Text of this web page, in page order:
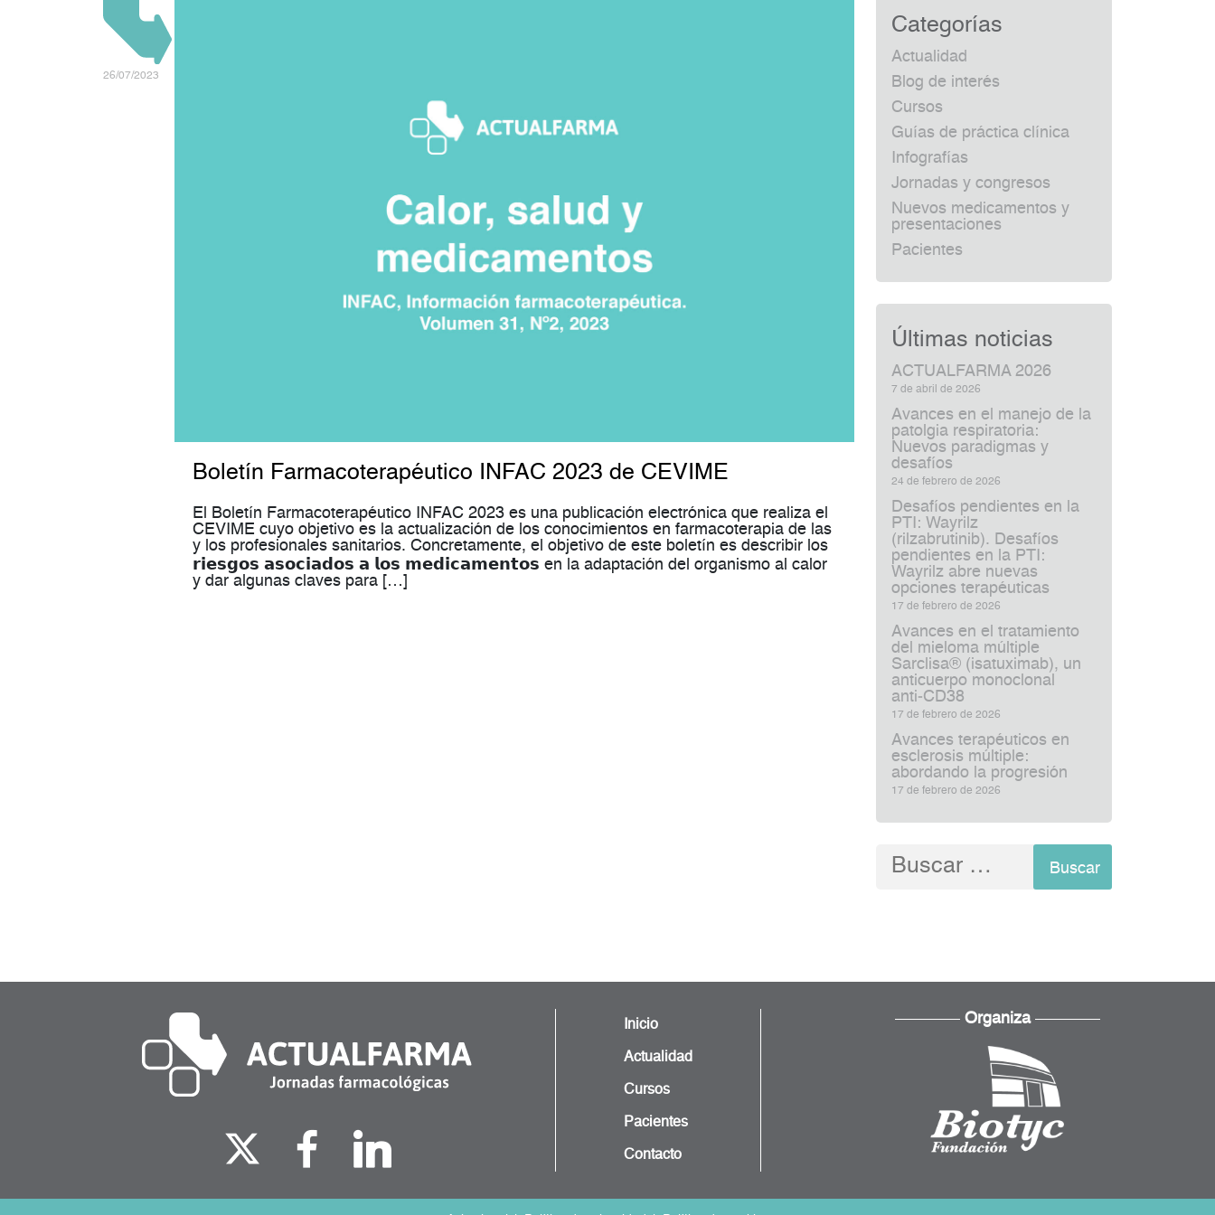
26/07/2023
Boletín Farmacoterapéutico INFAC 2023 de CEVIME
El Boletín Farmacoterapéutico INFAC 2023 es una publicación electrónica que realiza el
CEVIME cuyo objetivo es la actualización de los conocimientos en farmacoterapia de las
y los profesionales sanitarios. Concretamente, el objetivo de este boletín es describir los
𝗿𝗶𝗲𝘀𝗴𝗼𝘀 𝗮𝘀𝗼𝗰𝗶𝗮𝗱𝗼𝘀 𝗮 𝗹𝗼𝘀 𝗺𝗲𝗱𝗶𝗰𝗮𝗺𝗲𝗻𝘁𝗼𝘀 en la adaptación del organismo al calor
y dar algunas claves para […]
Categorías
Actualidad
Blog de interés
Cursos
Guías de práctica clínica
Infografías
Jornadas y congresos
Nuevos medicamentos y
presentaciones
Pacientes
Últimas noticias
ACTUALFARMA 2026
7 de abril de 2026
Avances en el manejo de la
patolgia respiratoria:
Nuevos paradigmas y
desafíos
24 de febrero de 2026
Desafíos pendientes en la
PTI: Wayrilz
(rilzabrutinib). Desafíos
pendientes en la PTI:
Wayrilz abre nuevas
opciones terapéuticas
17 de febrero de 2026
Avances en el tratamiento
del mieloma múltiple
Sarclisa® (isatuximab), un
anticuerpo monoclonal
anti‑CD38
17 de febrero de 2026
Avances terapéuticos en
esclerosis múltiple:
abordando la progresión
17 de febrero de 2026
Buscar:
Inicio
Actualidad
Cursos
Pacientes
Contacto
Organiza